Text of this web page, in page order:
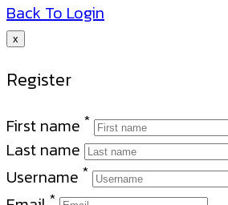
Back To Login
x
Register
First name *
Last name
Username *
*